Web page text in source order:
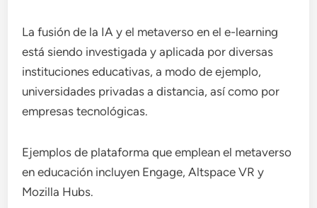
La fusión de la IA y el metaverso en el e-learning
está siendo investigada y aplicada por diversas
instituciones educativas, a modo de ejemplo,
universidades privadas a distancia, así como por
empresas tecnológicas.
Ejemplos de plataforma que emplean el metaverso
en educación incluyen Engage, Altspace VR y
Mozilla Hubs.